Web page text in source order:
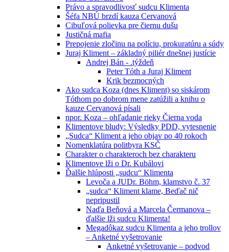
Právo a spravodlivosť sudcu Klimenta
Šéfa NBÚ brzdí kauza Cervanová
Cibuľová polievka pre čiernu dušu
Justičná mafia
Prepojenie zločinu na políciu, prokuratúru a súdy
Juraj Kliment – základný piliér dnešnej justície
Andrej Bán - .týždeň
Peter Tóth a Juraj Kliment
Krik bezmocných
Ako sudca Koza (dnes Kliment) so siskárom
Tóthom po dobrom mene zatúžili a knihu o
kauze Cervanová písali
npor. Koza – ohľadanie rieky Čierna voda
Klimentove bludy: Výsledky PDD, vytesnenie
„Sudca“ Kliment a jeho objav po 40 rokoch
Nomenklatúra politbyra KSČ
Charakter o charakteroch bez charakteru
Klimentove lži o Dr. Kubálovi
Ďalšie hlúposti „sudcu“ Klimenta
Levoča a JUDr. Böhm, klamstvo č. 37
„sudca“ Kliment klame, Beďač nič
nepripustil
Naďa Beňová a Marcela Čermanova –
ďalšie lži sudcu Klimenta!
Megadôkaz sudcu Klimenta a jeho trollov
– Anketné vyšetrovanie
Anketné vyšetrovanie – podvod